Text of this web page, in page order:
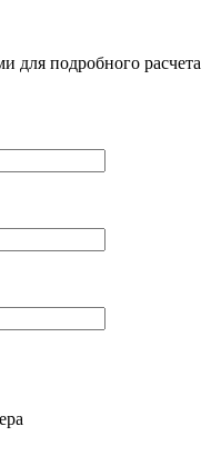
для подробного расчета